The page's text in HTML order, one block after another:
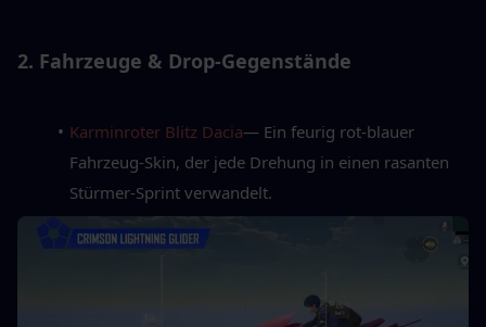
2. Fahrzeuge & Drop-Gegenstände
Karminroter Blitz Dacia— Ein feurig rot-blauer
Fahrzeug-Skin, der jede Drehung in einen rasanten
Stürmer-Sprint verwandelt.